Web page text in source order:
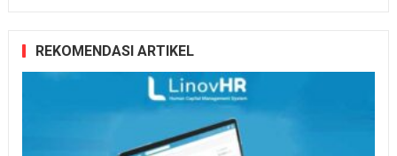
REKOMENDASI ARTIKEL